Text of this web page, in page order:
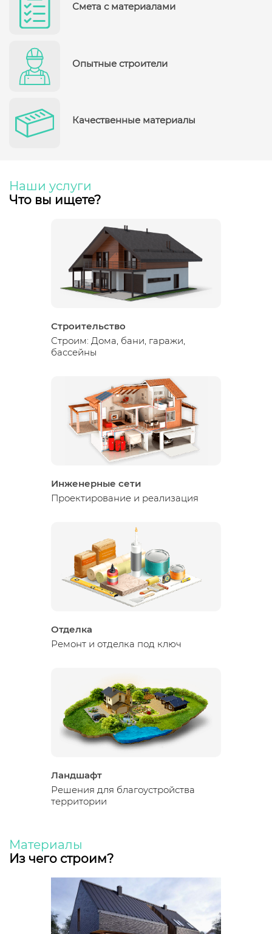
Смета с материалами
Опытные строители
Качественные материалы
Наши услуги
Что вы ищете?
Строительство
Строим: Дома, бани, гаражи,
бассейны
Инженерные сети
Проектирование и реализация
Отделка
Ремонт и отделка под ключ
Ландшафт
Решения для благоустройства
территории
Материалы
Из чего строим?